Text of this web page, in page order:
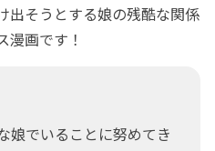
出そうとする娘の残酷な関係
漫画です！
娘でいることに努めてき